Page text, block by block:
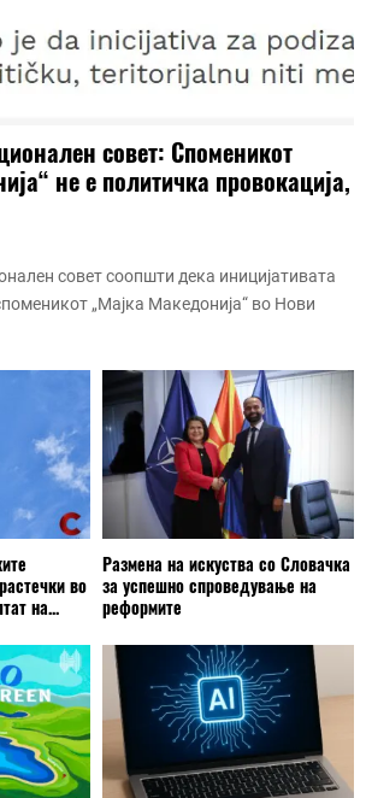
совет: Споменикот
не е политичка провокација,
совет соопшти дека иницијативата
„Мајка Македонија“ во Нови
во
на...
Размена на искуства со Словачка
за успешно спроведување на
реформите